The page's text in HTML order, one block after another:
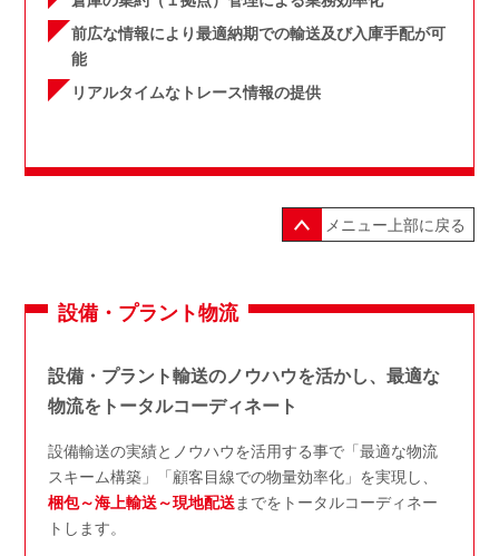
前広な情報により最適納期での輸送及び入庫手配が可
能
リアルタイムなトレース情報の提供
メニュー上部に戻る
設備・プラント物流
設備・プラント輸送のノウハウを活かし、最適な
物流をトータルコーディネート
設備輸送の実績とノウハウを活用する事で「最適な物流
スキーム構築」「顧客目線での物量効率化」を実現し、
梱包～海上輸送～現地配送までをトータルコーディネー
トします。